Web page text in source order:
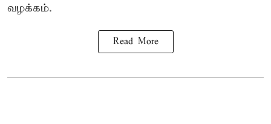
வழக்கம்.
Read More